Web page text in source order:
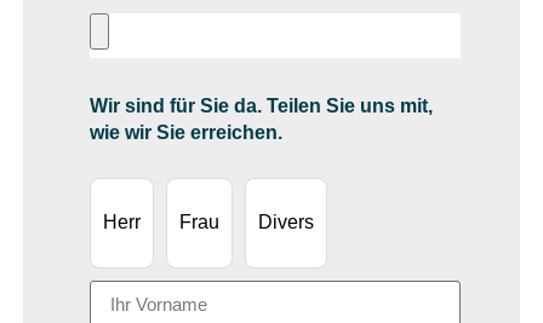
Wir sind für Sie da. Teilen Sie uns mit,
wie wir Sie erreichen.
Herr Frau Divers